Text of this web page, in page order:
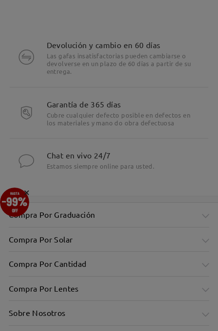
Devolución y cambio en 60 días
Las gafas insatisfactorias pueden cambiarse o
devolverse en un plazo de 60 días a partir de su
entrega.
Garantía de 365 días
Cubre cualquier defecto posible en defectos en
los materiales y mano do obra defectuosa
Chat en vivo 24/7
Estamos siempre online para usted.
Compra Por Graduación
Compra Por Solar
Compra Por Cantidad
Compra Por Lentes
Sobre Nosotros
×